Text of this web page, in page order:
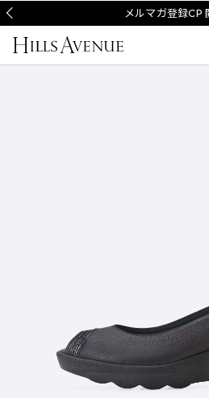
メルマガ登録CP